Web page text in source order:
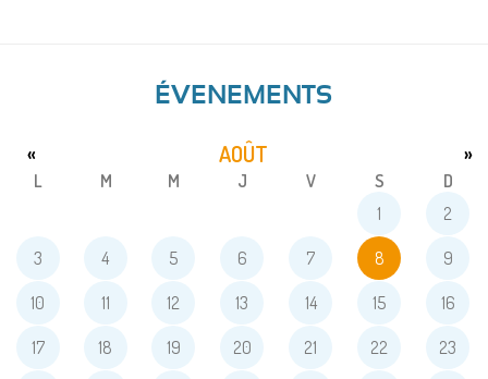
ÉVENEMENTS
AOÛT
« »
L M M J V S
D
1
2
3 4 5 6 7 8 9
10 11 12 13 14 15 16
17 18 19 20 21 22 23